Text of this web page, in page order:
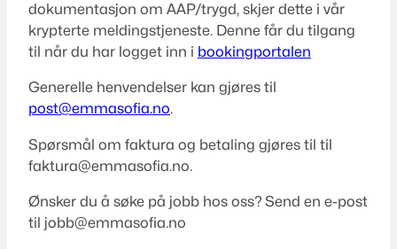
dokumentasjon om AAP/trygd, skjer dette i vår
krypterte meldingstjeneste. Denne får du tilgang
til når du har logget inn i bookingportalen
Generelle henvendelser kan gjøres til
post@emmasofia.no.
Spørsmål om faktura og betaling gjøres til til
faktura@emmasofia.no.
Ønsker du å søke på jobb hos oss? Send en e-post
til jobb@emmasofia.no